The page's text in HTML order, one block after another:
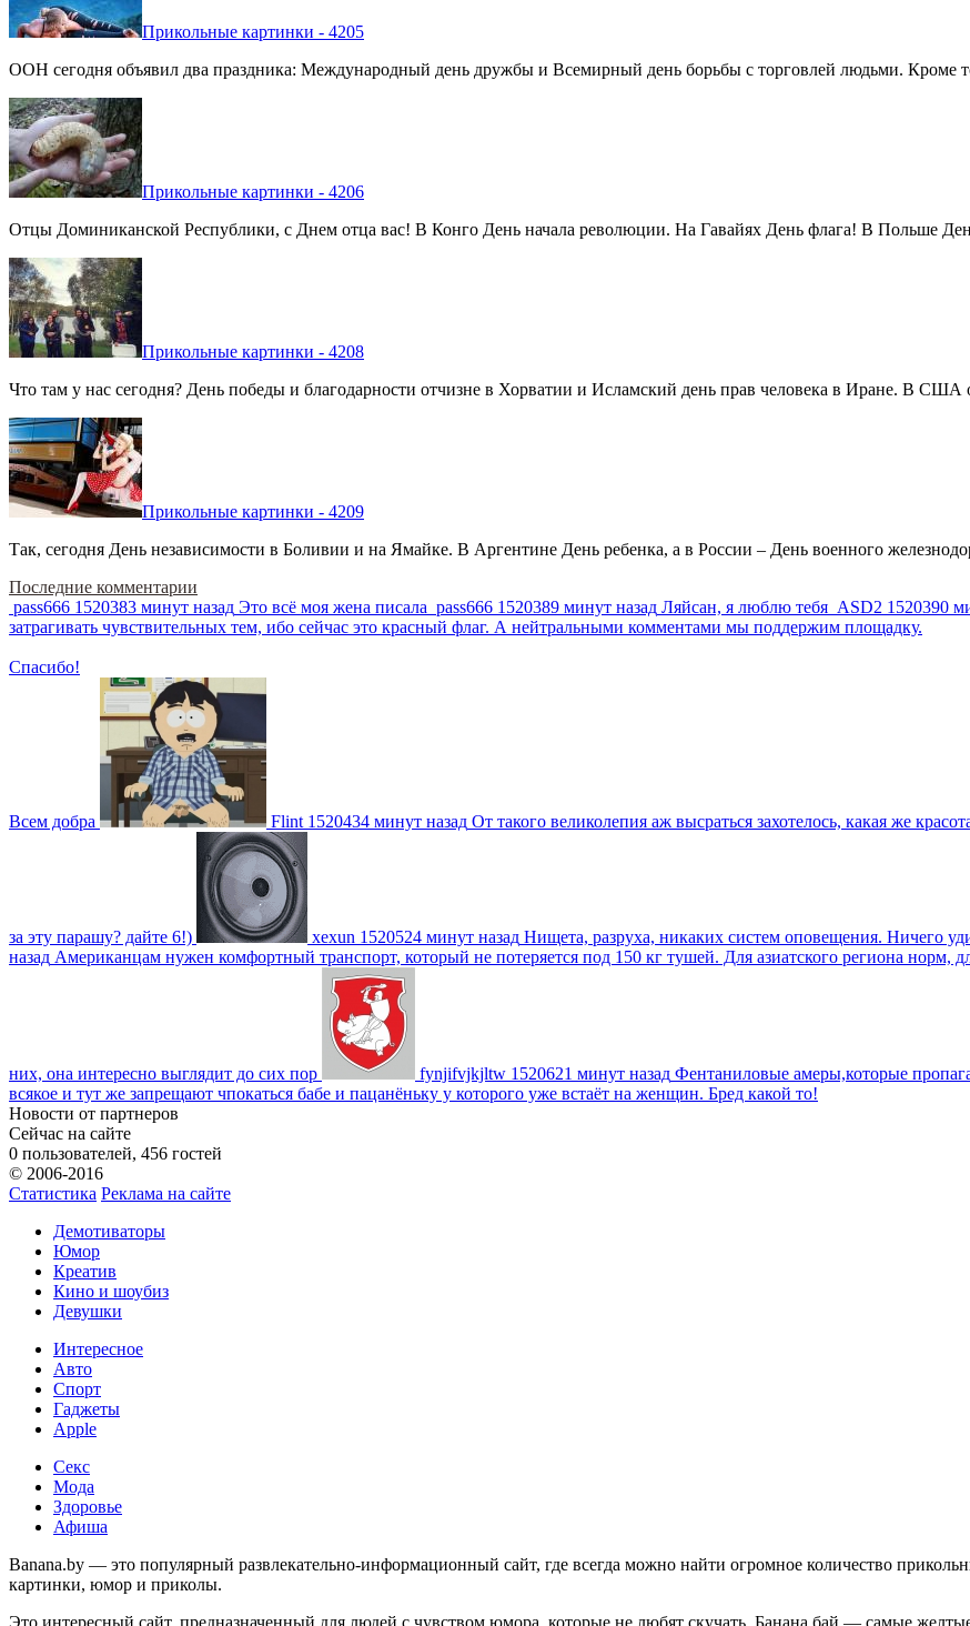
Прикольные картинки - 4205
ООН сегодня объявил два праздника: Международный день дружбы и Всемирный день борьбы с торговлей людьми. Кроме
Прикольные картинки - 4206
Отцы Доминиканской Республики, с Днем отца вас! В Конго День начала революции. На Гавайях День флага! В Польше
Прикольные картинки - 4208
Что там у нас сегодня? День победы и благодарности отчизне в Хорватии и Исламский день прав человека в Иране. В
Прикольные картинки - 4209
Так, сегодня День независимости в Боливии и на Ямайке. В Аргентине День ребенка, а в России – День военного
Последние комментарии
pass666 1520383 минут назад Это всё моя жена писала pass666 1520389 минут назад Ляйсан, я люблю тебя ASD2 1520390
затрагивать чувствительных тем, ибо сейчас это красный флаг. А нейтральными комментами мы поддержим площадку.
Спасибо!
Всем добра Flint 1520434 минут назад От такого великолепия аж высраться захотелось, какая же
за эту парашу? дайте 6!) xexun 1520524 минут назад Нищета, разруха, никаких систем оповещения. Ничего
назад Американцам нужен комфортный транспорт, который не потеряется под 150 кг тушей. Для азиатского региона норм,
них, она интересно выглядит до сих пор fynjifvjkjltw 1520621 минут назад Фентаниловые амеры,которые
всякое и тут же запрещают чпокаться бабе и пацанёньку у которого уже встаёт на женщин. Бред какой то!
Новости от партнеров
Сейчас на сайте
0 пользователей, 456 гостей
© 2006-2016
Статистика Реклама на сайте
Демотиваторы
Юмор
Креатив
Кино и шоубиз
Девушки
Интересное
Авто
Спорт
Гаджеты
Apple
Секс
Мода
Здоровье
Афиша
Banana.by — это популярный развлекательно-информационный сайт, где всегда можно найти огромное количество
картинки, юмор и приколы.
Это интересный сайт, предназначенный для людей с чувством юмора, которые не любят скучать. Банана бай — самые